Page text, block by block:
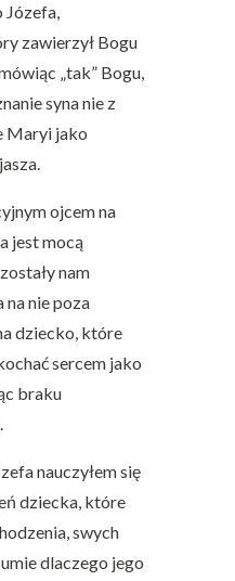
Józefa,
zawierzył Bogu
„tak” Bogu,
syna nie z
Maryi jako
ojcem na
jest mocą
nam
nie poza
dziecko, które
sercem jako
braku
nauczyłem się
dziecka, które
swych
dlaczego jego